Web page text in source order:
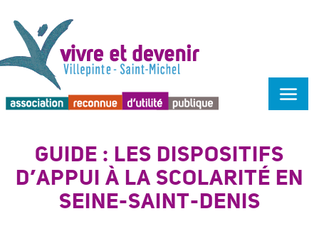
GUIDE : LES DISPOSITIFS
D’APPUI À LA SCOLARITÉ EN
SEINE-SAINT-DENIS